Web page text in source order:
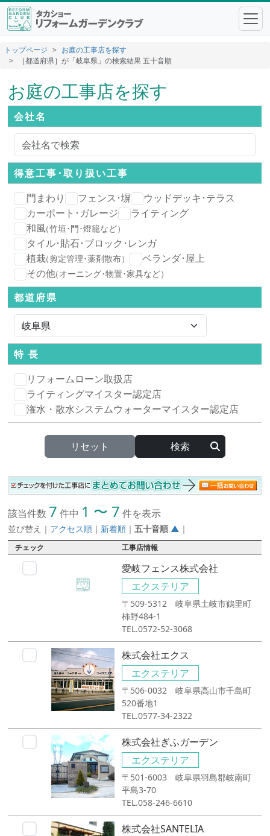
トップページ
お庭の工事店を探す
［都道府県］が「岐阜県」の検索結果 五十音順
お庭の工事店を探す
会社名
得意工事･取り扱い工事
門まわり
フェンス･塀
ウッドデッキ･テラス
カーポート･ガレージ
ライティング
和風（竹垣･門･燈籠など）
タイル･貼石･ブロック･レンガ
植栽（剪定管理･薬剤散布）
ベランダ･屋上
その他（オーニング･物置･家具など）
都道府県
特 長
リフォームローン取扱店
ライティングマイスター認定店
潅水・散水システムウォーターマイスター認定店
リセット
該当件数 7 件中 1 〜 7 件を表示
並び替え ｜ アクセス順 ｜ 新着順 ｜五十音順 ▲ ｜
チェック 工事店情報
愛岐フェンス株式会社
エクステリア
〒509-5312 岐阜県土岐市鶴里町
柿野484-1
TEL.0572-52-3068
株式会社エクス
エクステリア
〒506-0032 岐阜県高山市千島町
520番地1
TEL.0577-34-2322
株式会社ぎふガーデン
エクステリア
〒501-6003 岐阜県羽島郡岐南町
平島3-70
TEL.058-246-6610
株式会社SANTELIA